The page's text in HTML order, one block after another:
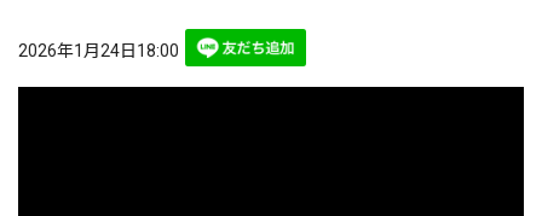
2026年1月24日18:00